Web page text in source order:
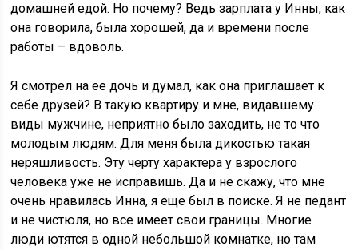
домашней едой. Но почему? Ведь зарплата у Инны, как
она говорила, была хорошей, да и времени после
работы – вдоволь.
Я смотрел на ее дочь и думал, как она приглашает к
себе друзей? В такую квартиру и мне, видавшему
виды мужчине, неприятно было заходить, не то что
молодым людям. Для меня была дикостью такая
неряшливость. Эту черту характера у взрослого
человека уже не исправишь. Да и не скажу, что мне
очень нравилась Инна, я еще был в поиске. Я не педант
и не чистюля, но все имеет свои границы. Многие
люди ютятся в одной небольшой комнатке, но там